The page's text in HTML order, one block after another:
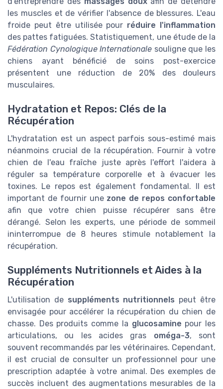
les muscles et de vérifier l'absence de blessures. L'eau
froide peut être utilisée pour réduire l'inflammation
des pattes fatiguées. Statistiquement, une étude de la
Fédération Cynologique Internationale souligne que les
chiens ayant bénéficié de soins post-exercice
présentent une réduction de 20% des douleurs
musculaires.
Hydratation et Repos: Clés de la
Récupération
L'hydratation est un aspect parfois sous-estimé mais
néanmoins crucial de la récupération. Fournir à votre
chien de l'eau fraîche juste après l'effort l'aidera à
réguler sa température corporelle et à évacuer les
toxines. Le repos est également fondamental. Il est
important de fournir une zone de repos confortable
afin que votre chien puisse récupérer sans être
dérangé. Selon les experts, une période de sommeil
ininterrompue de 8 heures stimule notablement la
récupération.
Suppléments Nutritionnels et Aides à la
Récupération
L'utilisation de suppléments nutritionnels peut être
envisagée pour accélérer la récupération du chien de
chasse. Des produits comme la glucosamine pour les
articulations, ou les acides gras oméga-3, sont
souvent recommandés par les vétérinaires. Cependant,
il est crucial de consulter un professionnel pour une
prescription adaptée à votre animal. Des exemples de
succès incluent des augmentations mesurables de la